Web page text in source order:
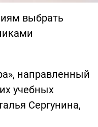
выбрать
направленный
учебных
Сергунина,